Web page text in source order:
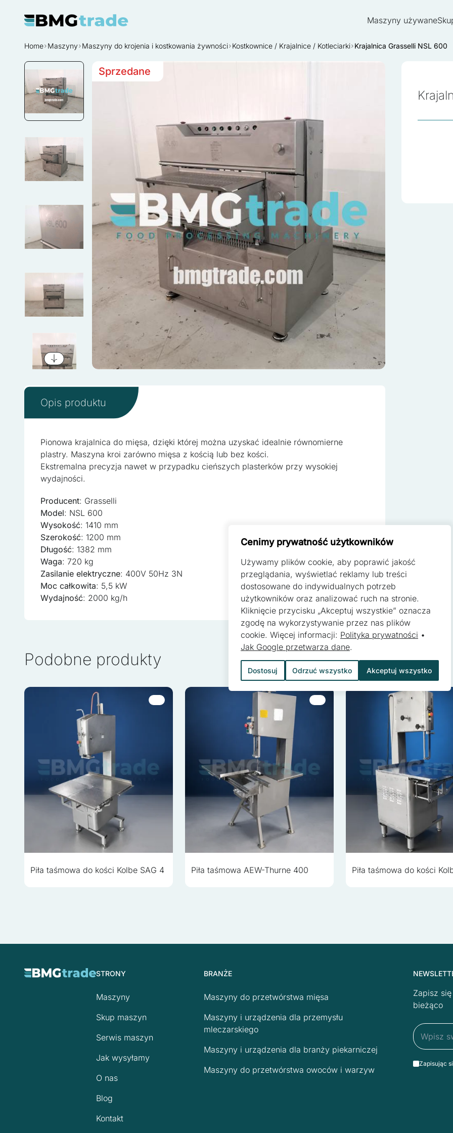
Maszyny używane
Home Maszyny Maszyny do krojenia i kostkowania żywności Kostkownice / Krajalnice / Kotleciarki Krajalnica Grasselli NSL 600
Sprzedane
Opis produktu
Pionowa krajalnica do mięsa, dzięki której można uzyskać idealnie równomierne
plastry. Maszyna kroi zarówno mięsa z kością lub bez kości.
Ekstremalna precyzja nawet w przypadku cieńszych plasterków przy wysokiej
wydajności.
Producent: Grasselli
Model: NSL 600
Wysokość: 1410 mm
Szerokość: 1200 mm
Długość: 1382 mm
Waga: 720 kg
Zasilanie elektryczne: 400V 50Hz 3N
Moc całkowita: 5,5 kW
Wydajność: 2000 kg/h
Podobne produkty
Piła taśmowa do kości Kolbe SAG 4 Piła taśmowa AEW-Thurne 400 Piła taśmowa do kości
STRONY
Maszyny
Skup maszyn
Serwis maszyn
Jak wysyłamy
O nas
Blog
Kontakt
BRANŻE
Maszyny do przetwórstwa mięsa
Maszyny i urządzenia dla przemysłu
mleczarskiego
Maszyny i urządzenia dla branży piekarniczej
Maszyny do przetwórstwa owoców i warzyw
Zapisz
bieżąco
Zapisując
Cenimy prywatność użytkowników
Używamy plików cookie, aby poprawić jakość
przeglądania, wyświetlać reklamy lub treści
dostosowane do indywidualnych potrzeb
użytkowników oraz analizować ruch na stronie.
Kliknięcie przycisku „Akceptuj wszystkie” oznacza
zgodę na wykorzystywanie przez nas plików
cookie. Więcej informacji: Polityka prywatności •
Jak Google przetwarza dane.
Dostosuj Odrzuć wszystko Akceptuj wszystko
w naszej witrynie. Informacje o tym, jak korzystasz z naszej witryny, udostępniamy partnerom
reklamowym i analitycznym. Partnerzy mogą połączyć te informacje z innymi danymi
uzyskanymi podczas korzystania z ich usług.
Pliki cookie dotyczące preferencji umożliwiają stronie zapamiętanie informacji, które zmieniają
strony, np. preferowany język lub region, w którym znajduje się użytkownik.
Statystyczne pliki cookie pomagają właścicielem stron internetowych zrozumieć, w jaki sposób
zachowują się na stronie, gromadząc i zgłaszając anonimowe informacje.
Marketing
wyświetlanie reklam, które są istotne i interesujące dla poszczególnych użytkowników i tym
wydawców i reklamodawców strony trzeciej.
Nieklasyfikowane pliki cookie, to pliki, które są w procesie klasyfikowania, wraz z dostawcami
ciasteczek.
Odrzuć wszystko Zapisz moje preferencje